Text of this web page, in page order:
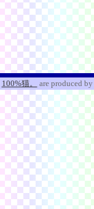
100%猫。 are produced by